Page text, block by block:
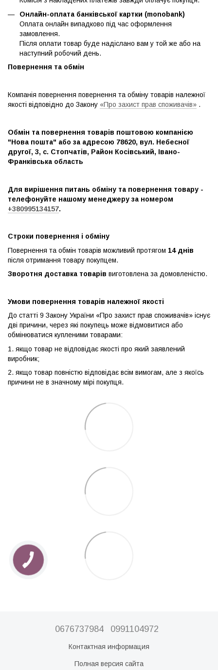
Онлайн-оплата банківської картки (monobank)
Оплата онлайн випадково під час оформлення
замовлення.
Після оплати товар буде надіслано вам у той же або на
наступний робочий день.
Повернення та обмін
Компанія повернення повернення та обміну товарів належної
якості відповідно до Закону «Про захист прав споживачів» .
Обмін та повернення товарів поштовою компанією
"Нова пошта" або за адресою 78620, вул. Небесної
другої, 3, с. Стопчатів, Район Косівський, Івано-
Франківська область
Для вирішення питань обміну та повернення товару -
телефонуйте нашому менеджеру за номером
+380995134157.
Строки повернення і обміну
Повернення та обмін товарів можливий протягом 14 днів
після отримання товару покупцем.
Зворотня доставка товарів виготовлена ​​за домовленістю.
Умови повернення товарів належної якості
До статті 9 Закону України «Про захист прав споживачів» існує
дві причини, через які покупець може відмовитися або
обмінюватися купленими товарами:
1. якщо товар не відповідає якості про який заявлений
виробник;
2. якщо товар повністю відповідає всім вимогам, але з якоїсь
причини не в значному мірі покупця.
0676737984 0991104972
Контактная информация
Полная версия сайта